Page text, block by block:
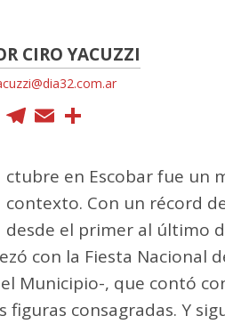
CIRO YACUZZI
WhatsApp
Telegram
Email
ctubre en Escobar fue un
contexto. Con un récord
desde el primer al último
con la Fiesta Nacional
Municipio-, que contó
figuras consagradas. Y